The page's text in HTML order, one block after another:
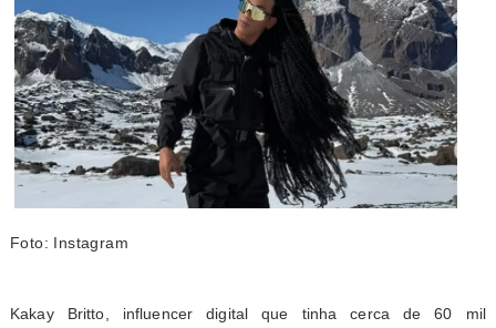
Foto: Instagram
Kakay Britto, influencer digital que tinha cerca de 60 mil